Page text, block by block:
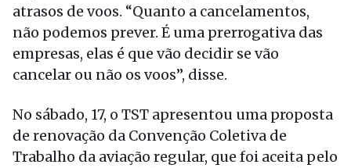
atrasos de voos. “Quanto a cancelamentos,
não podemos prever. É uma prerrogativa das
empresas, elas é que vão decidir se vão
cancelar ou não os voos”, disse.
No sábado, 17, o TST apresentou uma proposta
de renovação da Convenção Coletiva de
Trabalho da aviação regular, que foi aceita pelo